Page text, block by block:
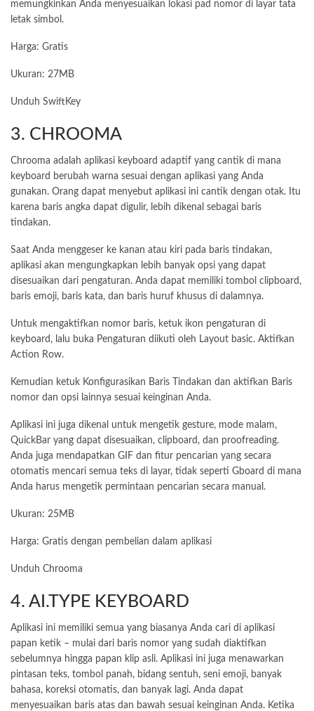
memungkinkan Anda menyesuaikan lokasi pad nomor di layar tata
letak simbol.
Harga: Gratis
Ukuran: 27MB
Unduh SwiftKey
3. CHROOMA
Chrooma adalah aplikasi keyboard adaptif yang cantik di mana
keyboard berubah warna sesuai dengan aplikasi yang Anda
gunakan. Orang dapat menyebut aplikasi ini cantik dengan otak. Itu
karena baris angka dapat digulir, lebih dikenal sebagai baris
tindakan.
Saat Anda menggeser ke kanan atau kiri pada baris tindakan,
aplikasi akan mengungkapkan lebih banyak opsi yang dapat
disesuaikan dari pengaturan. Anda dapat memiliki tombol clipboard,
baris emoji, baris kata, dan baris huruf khusus di dalamnya.
Untuk mengaktifkan nomor baris, ketuk ikon pengaturan di
keyboard, lalu buka Pengaturan diikuti oleh Layout basic. Aktifkan
Action Row.
Kemudian ketuk Konfigurasikan Baris Tindakan dan aktifkan Baris
nomor dan opsi lainnya sesuai keinginan Anda.
Aplikasi ini juga dikenal untuk mengetik gesture, mode malam,
QuickBar yang dapat disesuaikan, clipboard, dan proofreading.
Anda juga mendapatkan GIF dan fitur pencarian yang secara
otomatis mencari semua teks di layar, tidak seperti Gboard di mana
Anda harus mengetik permintaan pencarian secara manual.
Ukuran: 25MB
Harga: Gratis dengan pembelian dalam aplikasi
Unduh Chrooma
4. AI.TYPE KEYBOARD
Aplikasi ini memiliki semua yang biasanya Anda cari di aplikasi
papan ketik – mulai dari baris nomor yang sudah diaktifkan
sebelumnya hingga papan klip asli. Aplikasi ini juga menawarkan
pintasan teks, tombol panah, bidang sentuh, seni emoji, banyak
bahasa, koreksi otomatis, dan banyak lagi. Anda dapat
menyesuaikan baris atas dan bawah sesuai keinginan Anda. Ketika